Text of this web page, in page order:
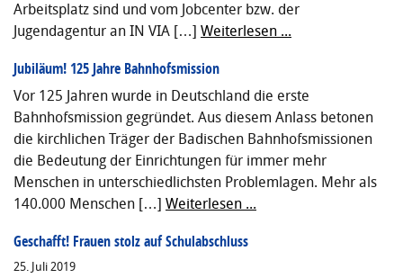
Arbeitsplatz sind und vom Jobcenter bzw. der
Jugendagentur an IN VIA […] Weiterlesen ...
Jubiläum! 125 Jahre Bahnhofsmission
Vor 125 Jahren wurde in Deutschland die erste
Bahnhofsmission gegründet. Aus diesem Anlass betonen
die kirchlichen Träger der Badischen Bahnhofsmissionen
die Bedeutung der Einrichtungen für immer mehr
Menschen in unterschiedlichsten Problemlagen. Mehr als
140.000 Menschen […] Weiterlesen ...
Geschafft! Frauen stolz auf Schulabschluss
25. Juli 2019